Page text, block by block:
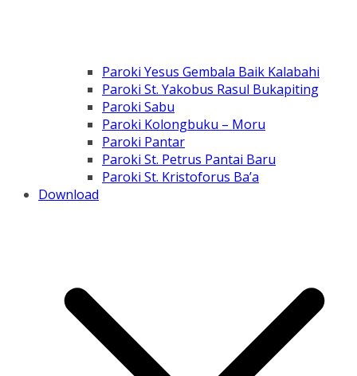
Paroki Yesus Gembala Baik Kalabahi
Paroki St. Yakobus Rasul Bukapiting
Paroki Sabu
Paroki Kolongbuku – Moru
Paroki Pantar
Paroki St. Petrus Pantai Baru
Paroki St. Kristoforus Ba’a
Download